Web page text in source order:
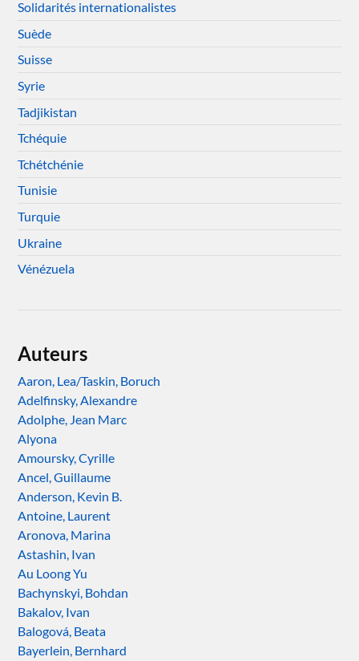
Solidarités internationalistes
Suède
Suisse
Syrie
Tadjikistan
Tchéquie
Tchétchénie
Tunisie
Turquie
Ukraine
Vénézuela
Auteurs
Aaron, Lea/Taskin, Boruch
Adelfinsky, Alexandre
Adolphe, Jean Marc
Alyona
Amoursky, Cyrille
Ancel, Guillaume
Anderson, Kevin B.
Antoine, Laurent
Aronova, Marina
Astashin, Ivan
Au Loong Yu
Bachynskyi, Bohdan
Bakalov, Ivan
Balogová, Beata
Bayerlein, Bernhard